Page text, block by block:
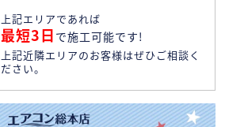
上記エリアであれば
最短3日 で施工可能です!
上記近隣エリアのお客様はぜひご相談く
ださい。